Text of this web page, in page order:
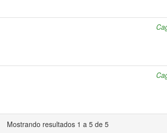
Mostrando resultados 1 a 5 de 5